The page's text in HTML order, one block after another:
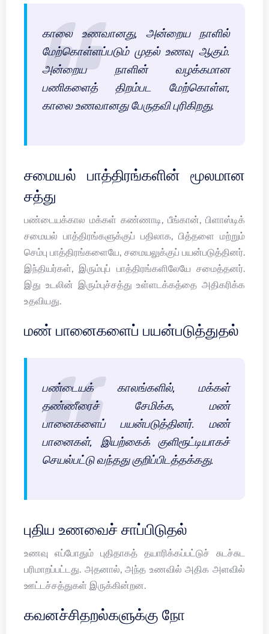
காலை உணவானது, அன்றைய நாளில்
மேற்கொள்ளப்படும் முதல் உணவு ஆகும்.
அன்றைய நாளின் வழக்கமான
பணிகளைத் திறம்பட மேற்கொள்ள,
காலை உணவானது பேருதவி புரிகிறது.
சமையல் பாத்திரங்களின் மூலமான
சத்து
பண்டையக்கால மக்கள் கண்ணாடி, பீங்கான், பிளாஸ்டிக்
சமையல் பாத்திரங்களுக்குப் பதிலாக, பித்தளை மற்றும்
செம்பு பாத்திரங்களையே, சமையலுக்குப் பயன்படுத்தினர்.
இந்தியர்கள், இரும்புப் பாத்திரங்களிலேயே சமைத்தனர்.
இது உடலின் இரும்புச்சத்து உள்ளடக்கத்தை அதிகரிக்க
உதவியது.
மண் பானைகளைப் பயன்படுத்துதல்
பண்டையக் காலங்களில், மக்கள்
தண்ணீரைச் சேமிக்க, மண்
பானைகளைப் பயன்படுத்தினர். மண்
பானைகள், இயற்கைக் குளிரூட்டியாகச்
செயல்பட்டு வந்தது குறிப்பிடத்தக்கது.
புதிய உணவைச் சாப்பிடுதல்
உணவு எப்போதும் புதிதாகத் தயாரிக்கப்பட்டுச் சுடச்சுட
பரிமாறப்பட்டது. அதனால், அந்த உணவில் அதிக அளவில்
ஊட்டச்சத்துகள் இருக்கின்றன.
கவனச்சிதறல்களுக்கு நோ